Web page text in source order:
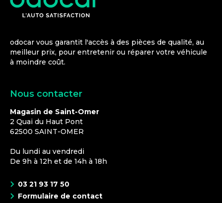
odocar vous garantit l'accès à des pièces de qualité, au
meilleur prix, pour entretenir ou réparer votre véhicule
à moindre coût.
Nous contacter
Magasin de Saint-Omer
2 Quai du Haut Pont
62500 SAINT-OMER
Du lundi au vendredi
De 9h à 12h et de 14h à 18h
03 21 93 17 50
Formulaire de contact